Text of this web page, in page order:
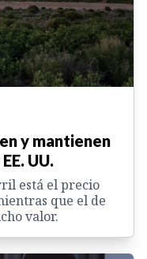
y mantienen
UU.
está el precio
que el de
valor.